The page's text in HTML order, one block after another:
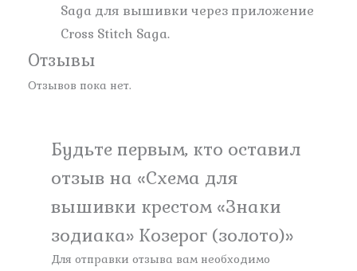
Saga для вышивки через приложение
Cross Stitch Saga.
Отзывы
Отзывов пока нет.
Будьте первым, кто оставил
отзыв на «Схема для
вышивки крестом «Знаки
зодиака» Козерог (золото)»
Для отправки отзыва вам необходимо